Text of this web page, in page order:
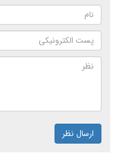
ارسال نظر